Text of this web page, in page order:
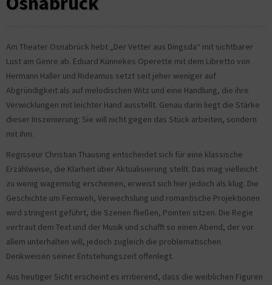
Am Theater Osnabrück hebt „Der Vetter aus Dingsda“ mit sichtbarer
Lust am Genre ab. Eduard Künnekes Operette mit dem Libretto von
Hermann Haller und Rideamus setzt seit jeher weniger auf
Abgründigkeit als auf melodischen Witz und eine Handlung, die ihre
Verwicklungen mit leichter Hand ausstellt. Genau darin liegt die Stärke
dieser Inszenierung: Sie will nicht gegen das Stück arbeiten, sondern
mit ihm.
Regisseur Christian Thausing entscheidet sich für eine klassische
Erzählweise, die Klarheit über Aktualisierung stellt. Das mag vielleicht
zu wenig wagemutig erscheinen, erweist sich hier jedoch als klug. Die
Geschichte um Fernweh, Verwechslung und romantische Projektionen
wird stringent geführt, die Szenen fließen, Pointen sitzen. Die Regie
vertraut dem Text und der Musik und schafft so einen Abend, der vor
allem unterhalten will, jedoch zugleich die problematischen
Denkweisen seiner Entstehungszeit offenlegt.
Aus heutiger Sicht erscheint es irritierend, dass die weiblichen Figuren